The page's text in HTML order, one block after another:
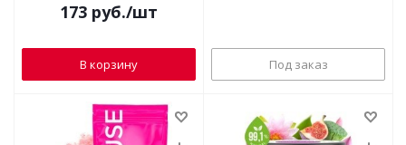
173 руб./шт
В корзину Под заказ